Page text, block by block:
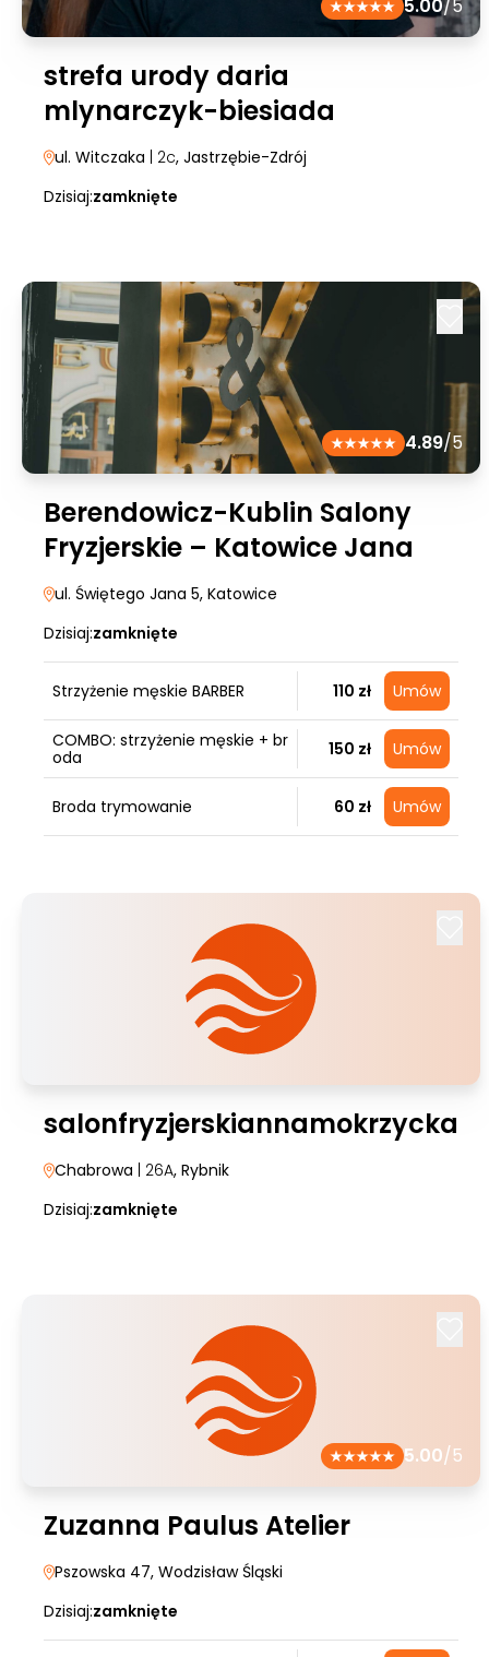
5.00/5
strefa urody daria
mlynarczyk-biesiada
ul. Witczaka | 2c, Jastrzębie-Zdrój
Dzisiaj:zamknięte
4.89/5
Berendowicz-Kublin Salony
Fryzjerskie – Katowice Jana
ul. Świętego Jana 5, Katowice
Dzisiaj:zamknięte
Strzyżenie męskie BARBER 110 zł Umów
COMBO: strzyżenie męskie + br
oda
150 zł Umów
Broda trymowanie 60 zł Umów
salonfryzjerskiannamokrzycka
Chabrowa | 26A, Rybnik
Dzisiaj:zamknięte
5.00/5
Zuzanna Paulus Atelier
Pszowska 47, Wodzisław Śląski
Dzisiaj:zamknięte